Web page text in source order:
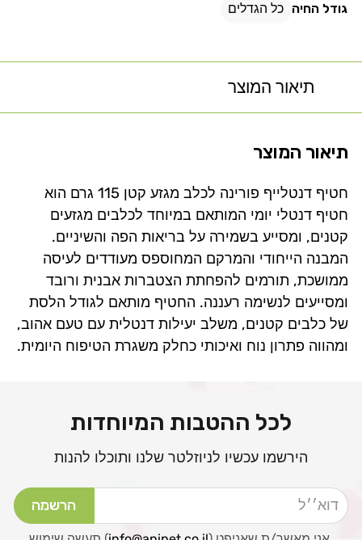
גודל החיה כל הגדלים
תיאור המוצר
תיאור המוצר
חטיף דנטלייף פורינה לכלב מגזע קטן 115 גרם הוא
חטיף דנטלי יומי המותאם במיוחד לכלבים מגזעים
קטנים, ומסייע בשמירה על בריאות הפה והשיניים.
המבנה הייחודי והמרקם המחוספס מעודדים לעיסה
ממושכת, תורמים להפחתת הצטברות אבנית ורובד
ומסייעים לנשימה רעננה. החטיף מותאם לגודל הלסת
של כלבים קטנים, משלב יעילות דנטלית עם טעם אהוב,
ומהווה פתרון נוח ואיכותי כחלק משגרת הטיפוח היומית.
לכל ההטבות המיוחדות
הירשמו עכשיו לניוזלטר שלנו ותוכלו להנות
דוא׳׳ל הרשמה